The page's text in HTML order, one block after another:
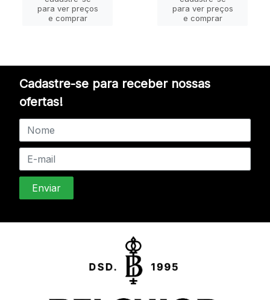
para ver preços
e comprar
para ver preços
e comprar
Cadastre-se para receber nossas
ofertas!